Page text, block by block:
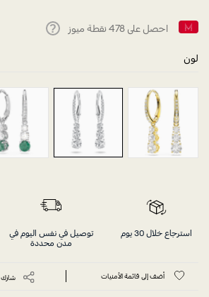
احصل على 478 نقطة ميوز
لون
استرجاع خلال 30 يوم
توصيل في نفس اليوم في
مدن محددة
أضف إلى قائمة الأمنيات شارك